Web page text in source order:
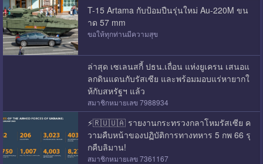
T-15 Artama กับป้อมปืนรุ่นใหม่ Au-220M ขน
าด 57 mm
ขอให้ทุกท่านมีความสุข
ล่าสุด เซเลนสกี้ ปธน.เถื่อน แห่งยูเครน เสนอแ
ลกดินแดนกับรัสเซีย และพร้อมมอบแร่หายากใ
ห้กับสหรัฐฯ แล้ว
สมาชิกหมายเลข 7988934
⚡️🇷🇺🇺🇦 รายงานกระทรวงกลาโหมรัสเซีย ค
วามคืบหน้าของปฏิบัติการทางทหาร 5 กพ 66 รุ
กคืบลิมาน!
สมาชิกหมายเลข 7361167